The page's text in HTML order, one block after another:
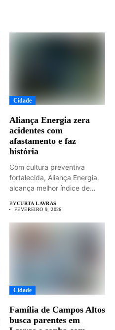
Cidade
Aliança Energia zera
acidentes com
afastamento e faz
história
Com cultura preventiva
fortalecida, Aliança Energia
alcança melhor índice de
BYCURTA LAVRAS
FEVEREIRO 9, 2026
Cidade
Família de Campos Altos
busca parentes em